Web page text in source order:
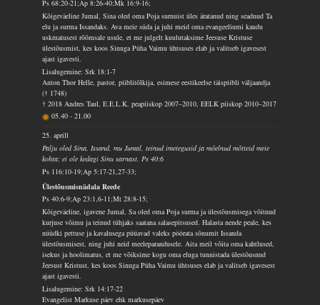
Ps 68:20-21;Ap 8:26-40;Mk 16:9-16;
Kõigeväeline Jumal, Sina oled oma Poja surnuist üles äratanud ning seadnud Ta
elu ja surma Issandaks. Ava meie süda ja juhi meid oma evangeeliumi kaudu
uskmatusest rõõmsale usule, et me julgelt kuulutaksime Jeesuse Kristuse
ülestõusmist, kes koos Sinuga Püha Vaimu ühtsuses elab ja valitseb igavesest
ajast igavesti.
Lisalugemine: Srk 18:1-7
Anton Thor Helle, pastor, piiblitõlkija, esimese eestikeelse täispiibli väljaandja
(† 1748)
† 2018 Andres Taul, E.E.L.K. peapiiskop 2007–2010, EELK piiskop 2010–2017
05.40-21.00
25. aprill
Palju oled Sina, Issand, mu Jumal, teinud imetegusid ja mõelnud mõtteid meie
kohta; ei ole kedagi Sinu sarnast. Ps 40:6
Ps 116:10-19;Ap 5:17-21,27-33;
Ülestõusmisnädala Reede
Ps 40:6-9;Ap 23:1,6-11;Mt 28:8-15;
Kõigeväeline, igavene Jumal, Sa oled oma Poja surma ja ülestõusmisega võitnud
kurjuse võimu ja teinud tühjaks saatana salasepitsused. Halasta nende peale, kes
nüüdki pettuse ja kavalusega püüavad valeks pöörata sõnumit Issanda
ülestõusmisest, ning juhi neid meeleparandusele. Aita meil võita oma kahtlused,
isekus ja hoolimatus, et me võiksime kogu oma eluga tunnistada ülestõusnud
Jeesust Kristust, kes koos Sinuga Püha Vaimu ühtsuses elab ja valitseb igavesest
ajast igavesti.
Lisalugemine: Srk 14:17-22
Evangelist Markuse päev ehk markusepäev